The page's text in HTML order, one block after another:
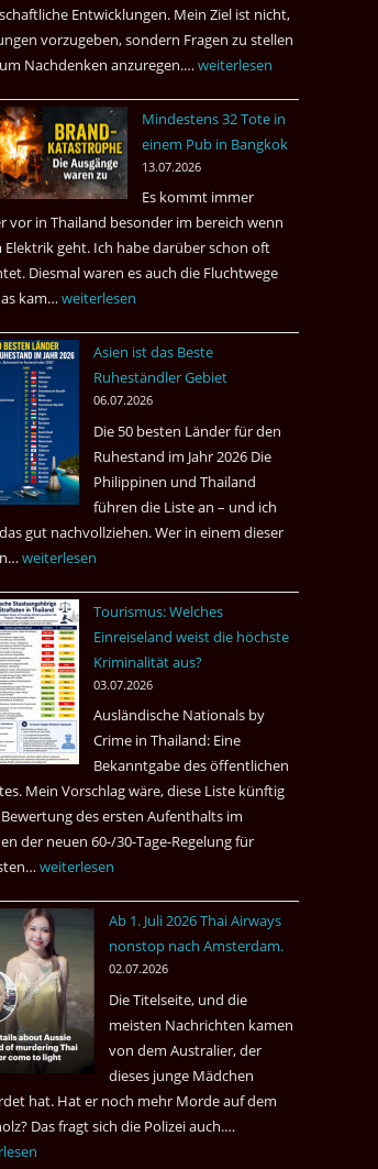
Entwicklungen. Mein Ziel ist nicht,
vorzugeben, sondern Fragen zu stellen
Nachdenken anzuregen.… Russland
Was
hätte
sein
können?
|
Helmut
Ham
nach
weiterlesen
Mindestens 32 Tote in
einem Pub in Bangkok
13.07.2026
Es kommt immer
vor in Thailand besonder im bereich wenn
Elektrik geht. Ich habe darüber schon oft
Diesmal waren es auch die Fluchtwege
kam…Mindestens
Tote
einem
in
Bangkok
weiterlesen
Asien ist das Beste
Ruheständler Gebiet
06.07.2026
Die 50 besten Länder für den
Ruhestand im Jahr 2026 Die
Philippinen und Thailand
führen die Liste an – und ich
gut nachvollziehen. Wer in einem dieser
Asien
das
Beste
Ruheständler
Gebiet
weiterlesen
Tourismus: Welches
Einreiseland weist die höchste
Kriminalität aus?
03.07.2026
Ausländische Nationals by
Crime in Thailand: Eine
Bekanntgabe des öffentlichen
Mein Vorschlag wäre, diese Liste künftig
des ersten Aufenthalts im
der neuen 60-/30-Tage-Regelung für
Tourismus:
Einreiseland
weist
die
höchste
Kriminalität
aus?
weiterlesen
Ab 1. Juli 2026 Thai Airways
nonstop nach Amsterdam.
02.07.2026
Die Titelseite, und die
meisten Nachrichten kamen
von dem Australier, der
dieses junge Mädchen
hat. Hat er noch mehr Morde auf dem
Das fragt sich die Polizei auch.…